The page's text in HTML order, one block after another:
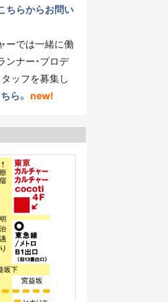
ちらからお問い
ーでは一緒に働
ンナー・プロデ
ッフを募集し
ら。 new!